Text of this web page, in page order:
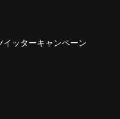
ッターキャンペーン